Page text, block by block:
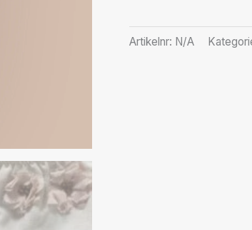
Artikelnr: N/A